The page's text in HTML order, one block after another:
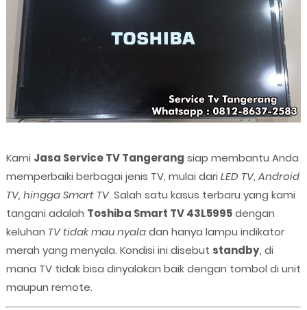
Kami Jasa Service TV Tangerang siap membantu Anda
memperbaiki berbagai jenis TV, mulai dari LED TV, Android
TV, hingga Smart TV. Salah satu kasus terbaru yang kami
tangani adalah Toshiba Smart TV 43L5995dengan
keluhan TV tidak mau nyaladan hanya lampu indikator
merah yang menyala. Kondisi ini disebut standby, di
mana TV tidak bisa dinyalakan baik dengan tombol di unit
maupun remote.